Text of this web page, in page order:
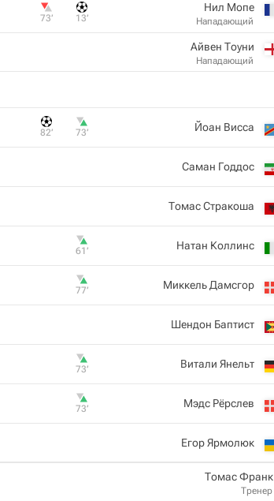
Нил Мопе
Нападающий
13‎’‎
73‎’‎
Айвен Тоуни
Нападающий
Йоан Висса
73‎’‎
82‎’‎
Саман Годдос
Томас Стракоша
Натан Коллинс
61‎’‎
Миккель Дамсгор
77‎’‎
Шендон Баптист
Витали Янельт
73‎’‎
Мэдс Рёрслев
73‎’‎
Егор Ярмолюк
Томас Франк
Тренер